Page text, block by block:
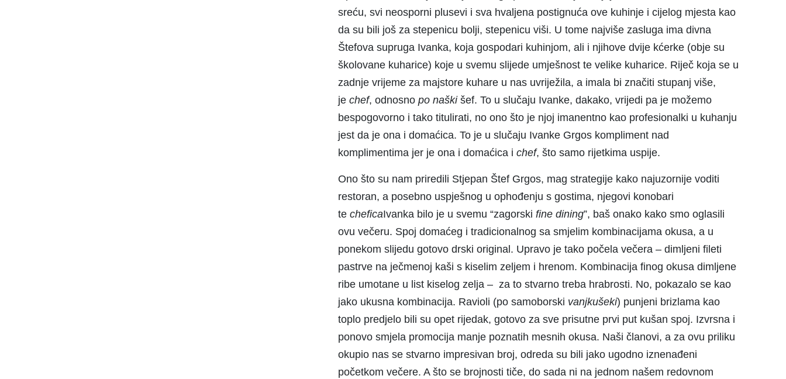
sreću, svi neosporni plusevi i sva hvaljena postignuća ove kuhinje i cijelog mjesta kao
da su bili još za stepenicu bolji, stepenicu viši. U tome najviše zasluga ima divna
Štefova supruga Ivanka, koja gospodari kuhinjom, ali i njihove dvije kćerke (obje su
školovane kuharice) koje u svemu slijede umješnost te velike kuharice. Riječ koja se u
zadnje vrijeme za majstore kuhare u nas uvriježila, a imala bi značiti stupanj više,
je chef, odnosno po naški šef. To u slučaju Ivanke, dakako, vrijedi pa je možemo
bespogovorno i tako titulirati, no ono što je njoj imanentno kao profesionalki u kuhanju
jest da je ona i domaćica. To je u slučaju Ivanke Grgos kompliment nad
komplimentima jer je ona i domaćica i chef, što samo rijetkima uspije.
Ono što su nam priredili Stjepan Štef Grgos, mag strategije kako najuzornije voditi
restoran, a posebno uspješnog u ophođenju s gostima, njegovi konobari
te cheficaIvanka bilo je u svemu “zagorski fine dining”, baš onako kako smo oglasili
ovu večeru. Spoj domaćeg i tradicionalnog sa smjelim kombinacijama okusa, a u
ponekom slijedu gotovo drski original. Upravo je tako počela večera – dimljeni fileti
pastrve na ječmenoj kaši s kiselim zeljem i hrenom. Kombinacija finog okusa dimljene
ribe umotane u list kiselog zelja – za to stvarno treba hrabrosti. No, pokazalo se kao
jako ukusna kombinacija. Ravioli (po samoborski vanjkušeki) punjeni brizlama kao
toplo predjelo bili su opet rijedak, gotovo za sve prisutne prvi put kušan spoj. Izvrsna i
ponovo smjela promocija manje poznatih mesnih okusa. Naši članovi, a za ovu priliku
okupio nas se stvarno impresivan broj, odreda su bili jako ugodno iznenađeni
početkom večere. A što se brojnosti tiče, do sada ni na jednom našem redovnom